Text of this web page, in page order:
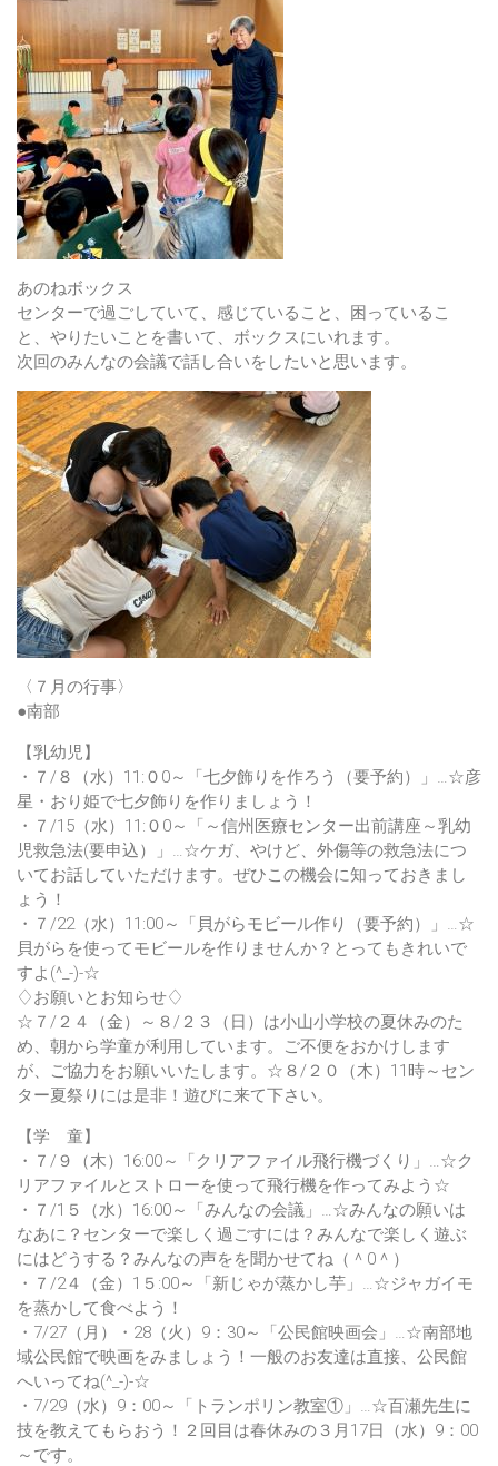
あのねボックス
センターで過ごしていて、感じていること、困っているこ
と、やりたいことを書いて、ボックスにいれます。
次回のみんなの会議で話し合いをしたいと思います。
〈７月の行事〉
●南部
【乳幼児】
・７/８（水）11:０0～「七夕飾りを作ろう（要予約）」…☆彦
星・おり姫で七夕飾りを作りましょう！
・７/15（水）11:０0～「～信州医療センター出前講座～乳幼
児救急法(要申込）」…☆ケガ、やけど、外傷等の救急法につ
いてお話していただけます。ぜひこの機会に知っておきまし
ょう！
・７/22（水）11:00～「貝がらモビール作り（要予約）」…☆
貝がらを使ってモビールを作りませんか？とってもきれいで
すよ(^_-)-☆
♢お願いとお知らせ♢
☆７/２４（金）～８/２３（日）は小山小学校の夏休みのた
め、朝から学童が利用しています。ご不便をおかけします
が、ご協力をお願いいたします。☆８/２０（木）11時～セン
ター夏祭りには是非！遊びに来て下さい。
【学 童】
・７/９（木）16:00～「クリアファイル飛行機づくり」…☆ク
リアファイルとストローを使って飛行機を作ってみよう☆
・７/1５（水）16:00～「みんなの会議」…☆みんなの願いは
なあに？センターで楽しく過ごすには？みんなで楽しく遊ぶ
にはどうする？みんなの声をを聞かせてね（＾0＾）
・７/2４（金）1５:00～「新じゃが蒸かし芋」…☆ジャガイモ
を蒸かして食べよう！
・7/27（月）・28（火）9：30～「公民館映画会」…☆南部地
域公民館で映画をみましょう！一般のお友達は直接、公民館
へいってね(^_-)-☆
・7/29（水）9：00～「トランポリン教室①」…☆百瀬先生に
技を教えてもらおう！２回目は春休みの３月17日（水）9：00
～です。